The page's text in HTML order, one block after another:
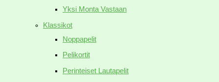
Yksi Monta Vastaan
Klassikot
Noppapelit
Pelikortit
Perinteiset Lautapelit